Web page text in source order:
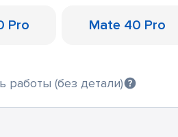
Pro Mate 40 Pro
работы (без детали)